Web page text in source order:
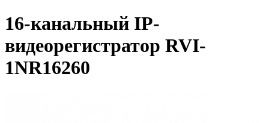
16-канальный IP-
видеорегистратор RVI-
1NR16260